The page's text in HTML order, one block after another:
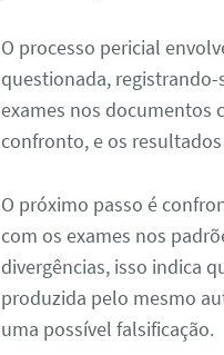
O processo pericial
questionada,
exames nos documentos
confronto, e os
O próximo passo é
com os exames nos
divergências, isso indica
produzida pelo mesmo
uma possível falsificação.